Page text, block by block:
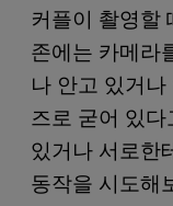
커플이 촬영할
존에는 카메라
나 안고 있거
즈로 굳어 있
있거나 서로한
동작을 시도해